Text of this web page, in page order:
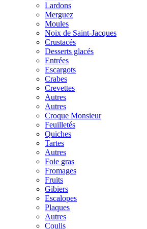
Lardons
Merguez
Moules
Noix de Saint-Jacques
Crustacés
Desserts glacés
Entrées
Escargots
Crabes
Crevettes
Autres
Autres
Croque Monsieur
Feuilletés
Quiches
Tartes
Autres
Foie gras
Fromages
Fruits
Gibiers
Escalopes
Plaques
Autres
Coulis